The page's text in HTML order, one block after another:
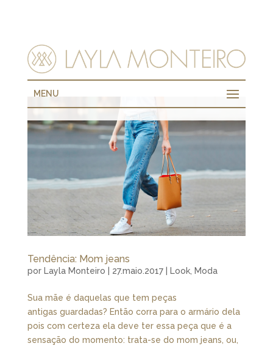
MENU
Tendência: Mom jeans
por Layla Monteiro 27.maio.2017| Look, Moda
Sua mãe é daquelas que tem peças
antigas guardadas? Então corra para o armário dela
pois com certeza ela deve ter essa peça que é a
sensação do momento: trata-se do mom jeans, ou,